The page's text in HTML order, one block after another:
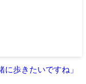
歩きたいですね」